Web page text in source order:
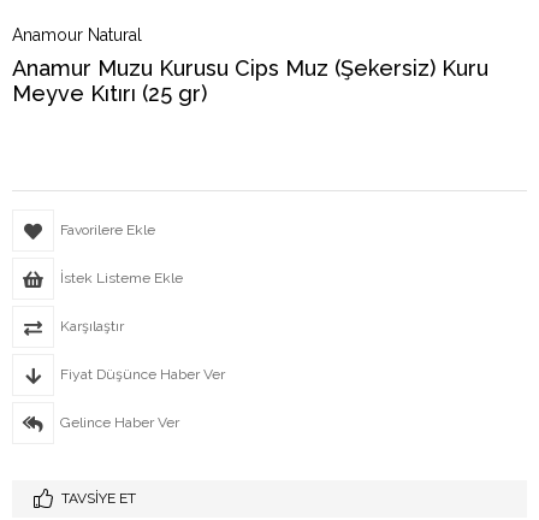
Anamour Natural
Anamur Muzu Kurusu Cips Muz (Şekersiz) Kuru
Meyve Kıtırı (25 gr)
Favorilere Ekle
İstek Listeme Ekle
Karşılaştır
Fiyat Düşünce Haber Ver
Gelince Haber Ver
TAVSIYE ET